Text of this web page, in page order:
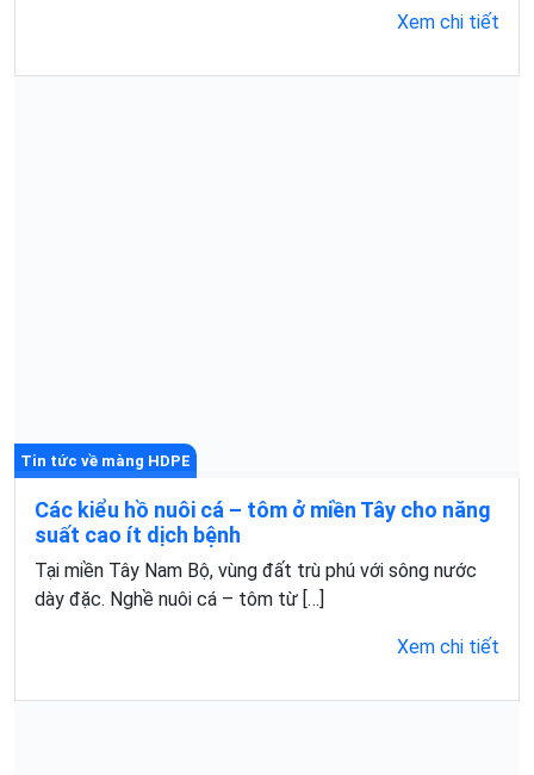
Xem chi tiết
Tin tức về màng HDPE
Các kiểu hồ nuôi cá – tôm ở miền Tây cho năng
suất cao ít dịch bệnh
Tại miền Tây Nam Bộ, vùng đất trù phú với sông nước
dày đặc. Nghề nuôi cá – tôm từ […]
Xem chi tiết